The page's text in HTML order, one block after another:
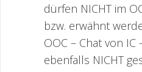
dürfen NICHT im
bzw. erwähnt
OOC – Chat von
ebenfalls NICHT